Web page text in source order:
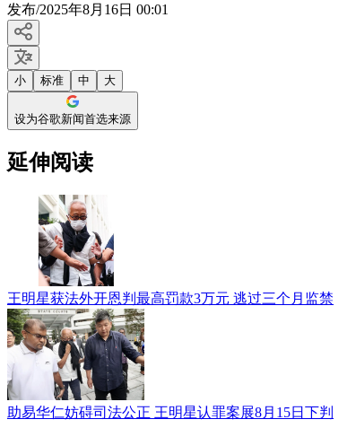
发布/2025年8月16日 00:01
小 标准 中 大
设为谷歌新闻首选来源
延伸阅读
王明星获法外开恩判最高罚款3万元 逃过三个月监禁
助易华仁妨碍司法公正 王明星认罪案展8月15日下判